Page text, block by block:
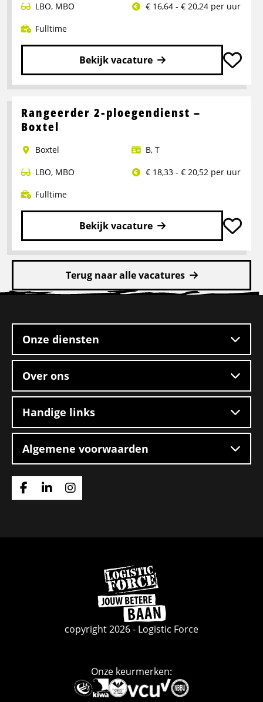
LBO, MBO
€ 16,64 - € 20,24 per uur
Fulltime
Bekijk vacature
Lees
over
Portaalwagen
Rangeerder 2-ploegendienst –
Boxtel
Boxtel B, T
LBO, MBO
€ 18,33 - € 20,52 per uur
Fulltime
Bekijk vacature
Lees
meer
Rangeerder
Boxtel
Terug naar alle vacatures
footer
Onze diensten
Over ons
Handige links
Algemene voorwaarden
Ga
Ga
Ga
Ga
naar
de
homepage
copyright 2026 - Logistic Force
Onze keurmerken:
Deze
link